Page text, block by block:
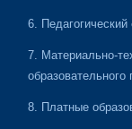
6. Педагогический
7. Материально-
8. Платные